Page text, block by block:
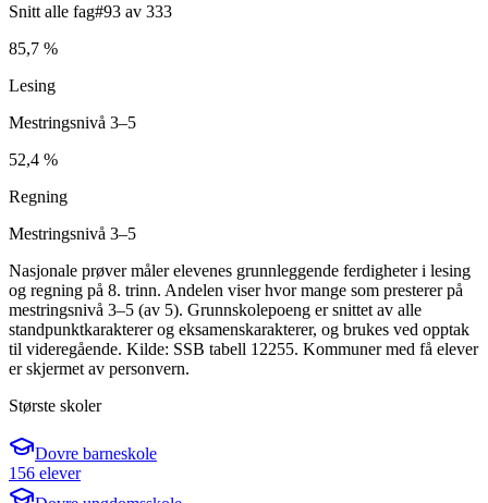
Snitt alle fag#93 av 333
85,7 %
Lesing
Mestringsnivå 3–5
52,4 %
Regning
Mestringsnivå 3–5
Nasjonale prøver måler elevenes grunnleggende ferdigheter i lesing
og regning på 8. trinn. Andelen viser hvor mange som presterer på
mestringsnivå 3–5 (av 5). Grunnskolepoeng er snittet av alle
standpunktkarakterer og eksamenskarakterer, og brukes ved opptak
til videregående. Kilde: SSB tabell 12255. Kommuner med få elever
er skjermet av personvern.
Største skoler
Dovre barneskole
156 elever